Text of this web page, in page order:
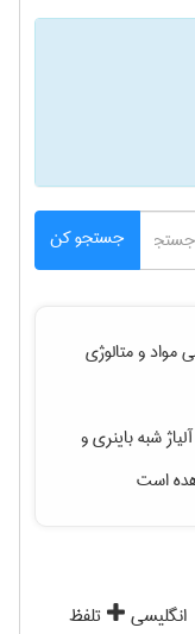
جستجو کن
مواد و متالوژی
آلیاژ شبه باینریو
است
انگلیسی
تلفظ